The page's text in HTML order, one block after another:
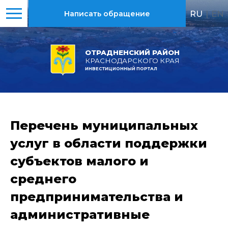
ОТРАДНЕНСКИЙ РАЙОН
КРАСНОДАРСКОГО КРАЯ
ИНВЕСТИЦИОННЫЙ ПОРТАЛ
Написать обращение RU | EN
Перечень муниципальных
услуг в области поддержки
субъектов малого и
среднего
предпринимательства и
административные